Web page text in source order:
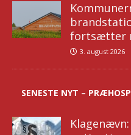
fortsætter
3. august 2026
SENESTE NYT –